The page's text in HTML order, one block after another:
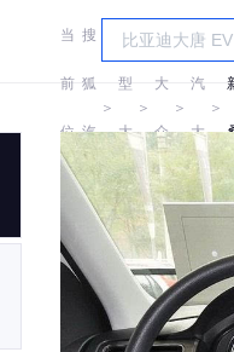
当
前
位
置:
搜
狐
汽
＞
车
型
大
全
＞
大
众
＞
上
汽
大
众
＞